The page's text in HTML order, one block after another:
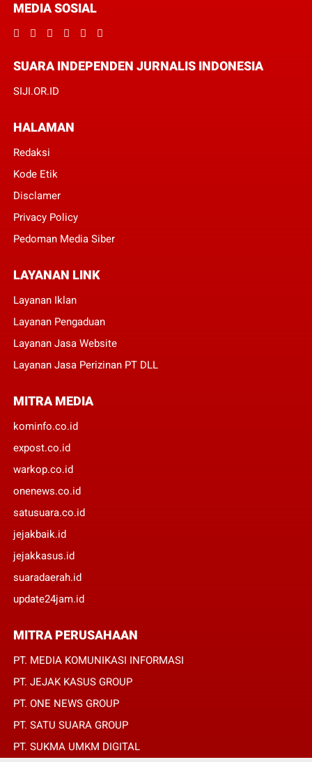
MEDIA SOSIAL
SUARA INDEPENDEN JURNALIS INDONESIA
SIJI.OR.ID
HALAMAN
Redaksi
Kode Etik
Disclamer
Privacy Policy
Pedoman Media Siber
LAYANAN LINK
Layanan Iklan
Layanan Pengaduan
Layanan Jasa Website
Layanan Jasa Perizinan PT DLL
MITRA MEDIA
kominfo.co.id
expost.co.id
warkop.co.id
onenews.co.id
satusuara.co.id
jejakbaik.id
jejakkasus.id
suaradaerah.id
update24jam.id
MITRA PERUSAHAAN
PT. MEDIA KOMUNIKASI INFORMASI
PT. JEJAK KASUS GROUP
PT. ONE NEWS GROUP
PT. SATU SUARA GROUP
PT. SUKMA UMKM DIGITAL